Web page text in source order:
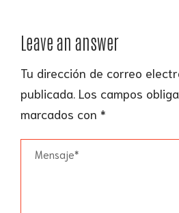
Leave an answer
Tu dirección de correo
publicada. Los campos
marcados con *